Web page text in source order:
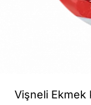
Vişneli Ekmek